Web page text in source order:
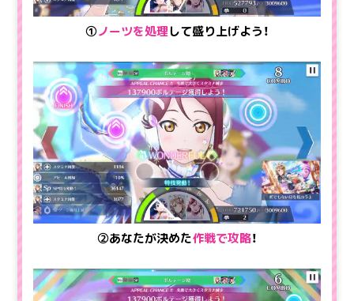
①ノーツを処理して盛り上げよう！
②あなたが決めた作戦で攻略！